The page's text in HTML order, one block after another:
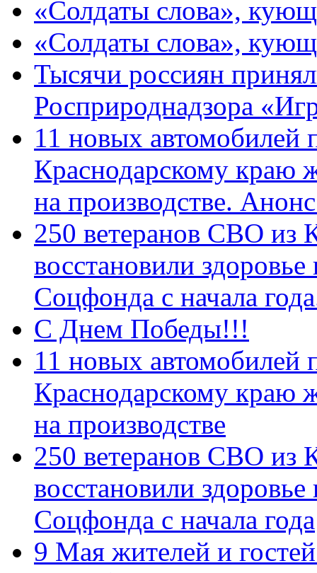
«Солдаты слова»,
«Солдаты слова»,
Тысячи россиян
Росприроднадзора
11 новых автомобилей
Краснодарскому краю
на производстве.
250 ветеранов СВО из
восстановили
Соцфонда с начала
С Днем Победы!!!
11 новых автомобилей
Краснодарскому краю
на производстве
250 ветеранов СВО из
восстановили
Соцфонда с начала года
9 Мая жителей и